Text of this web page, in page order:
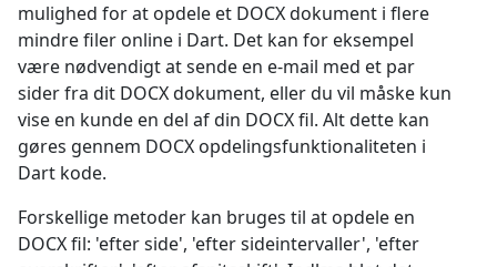
mulighed for at opdele et DOCX dokument i flere
mindre filer online i Dart. Det kan for eksempel
være nødvendigt at sende en e-mail med et par
sider fra dit DOCX dokument, eller du vil måske kun
vise en kunde en del af din DOCX fil. Alt dette kan
gøres gennem DOCX opdelingsfunktionaliteten i
Dart kode.
Forskellige metoder kan bruges til at opdele en
DOCX fil: 'efter side', 'efter sideintervaller', 'efter